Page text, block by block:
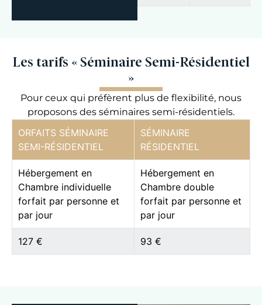
Les tarifs « Séminaire Semi-Résidentiel
»
Pour ceux qui préfèrent plus de flexibilité, nous
proposons des séminaires semi-résidentiels.
ORFAITS SÉMINAIRE
SEMI-RÉSIDENTIEL
SÉMINAIRE
RÉSIDENTIEL
Hébergement en
Chambre individuelle
forfait par personne et
par jour
Hébergement en
Chambre double
forfait par personne et
par jour
127 € 93 €